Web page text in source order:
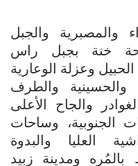
والجبل
خنة بجبل راس
وعزلة الوعارية
والحسينية والطرف
والجاح الأعلى
الجنوبية، وساحات
العليا والبدوة
ومدينة زبيد